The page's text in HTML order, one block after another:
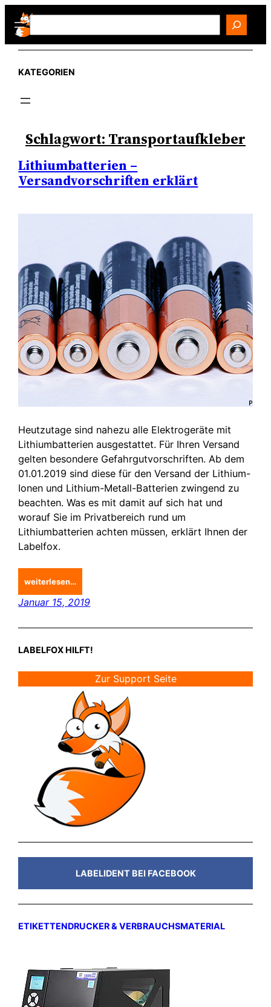
Zum
Inhalt
springen
Search
KATEGORIEN
LABELFOX HILFT!
Zur Support Seite
LABELIDENT BEI FACEBOOK
ETIKETTENDRUCKER & VERBRAUCHSMATERIAL
Schlagwort: Transportaufkleber
Lithiumbatterien –
Versandvorschriften erklärt
Heutzutage sind nahezu alle Elektrogeräte mit
Lithiumbatterien ausgestattet. Für Ihren Versand
gelten besondere Gefahrgutvorschriften. Ab dem
01.01.2019 sind diese für den Versand der Lithium-
Ionen und Lithium-Metall-Batterien zwingend zu
beachten. Was es mit damit auf sich hat und
worauf Sie im Privatbereich rund um
Lithiumbatterien achten müssen, erklärt Ihnen der
Labelfox.
weiterlesen…
Januar 15, 2019